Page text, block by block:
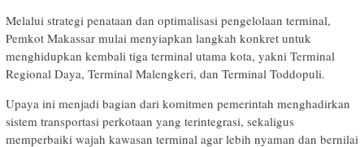
Melalui strategi penataan dan optimalisasi pengelolaan terminal,
Pemkot Makassar mulai menyiapkan langkah konkret untuk
menghidupkan kembali tiga terminal utama kota, yakni Terminal
Regional Daya, Terminal Malengkeri, dan Terminal Toddopuli.
Upaya ini menjadi bagian dari komitmen pemerintah menghadirkan
sistem transportasi perkotaan yang terintegrasi, sekaligus
memperbaiki wajah kawasan terminal agar lebih nyaman dan bernilai